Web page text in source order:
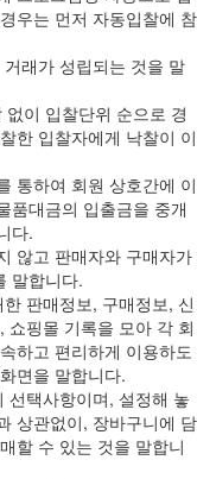
우는 먼저 자동입찰에 참
래가 성립되는 것을 말
이 입찰단위 순으로 경
한 입찰자에게 낙찰이 이
통하여 회원 상호간에 이
품대금의 입출금을 중개
다.
않고 판매자와 구매자가
말합니다.
판매정보, 구매정보, 신
쇼핑몰 기록을 모아 각 회
하고 편리하게 이용하도
면을 말합니다.
선택사항이며, 설정해 놓
상관없이, 장바구니에 담
할 수 있는 것을 말합니